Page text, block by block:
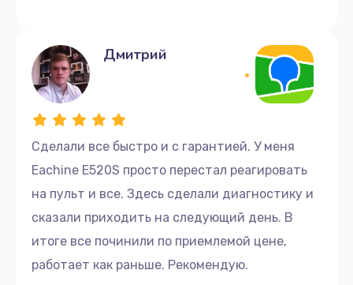
Сделали все быстро и с гарантией. У меня
Eachine E520S просто перестал реагировать
на пульт и все. Здесь сделали диагностику и
сказали приходить на следующий день. В
итоге все починили по приемлемой цене,
работает как раньше. Рекомендую.
Дмитрий